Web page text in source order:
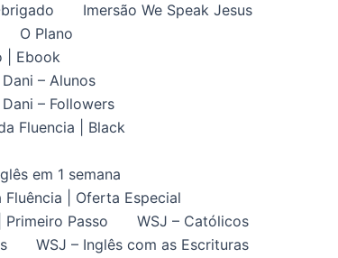
Imersão We Speak Jesus
O Plano
| Ebook
– Alunos
– Followers
Fluencia | Black
em 1 semana
Fluência | Oferta Especial
Primeiro Passo
WSJ – Católicos
WSJ – Inglês com as Escrituras